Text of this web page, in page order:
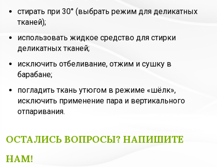
стирать при 30° (выбрать режим для деликатных
тканей);
использовать жидкое средство для стирки
деликатных тканей;
исключить отбеливание, отжим и сушку в
барабане;
погладить ткань утюгом в режиме «шёлк»,
исключить применение пара и вертикального
отпаривания.
ОСТАЛИСЬ ВОПРОСЫ? НАПИШИТЕ
НАМ!